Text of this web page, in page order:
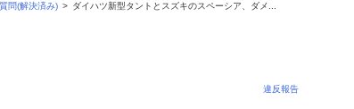
問(解決済み) ダイハツ新型タントとスズキのスペーシア、ダメ...
違反報告